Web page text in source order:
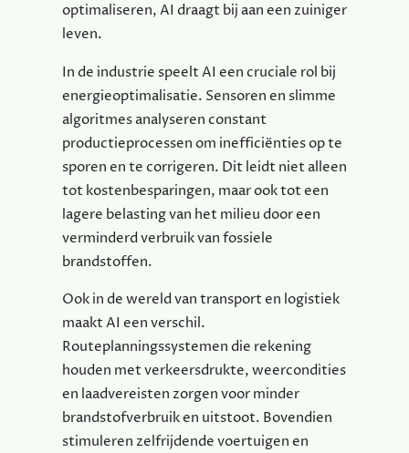
optimaliseren, AI draagt bij aan een zuiniger
leven.
In de industrie speelt AI een cruciale rol bij
energieoptimalisatie. Sensoren en slimme
algoritmes analyseren constant
productieprocessen om inefficiënties op te
sporen en te corrigeren. Dit leidt niet alleen
tot kostenbesparingen, maar ook tot een
lagere belasting van het milieu door een
verminderd verbruik van fossiele
brandstoffen.
Ook in de wereld van transport en logistiek
maakt AI een verschil.
Routeplanningssystemen die rekening
houden met verkeersdrukte, weercondities
en laadvereisten zorgen voor minder
brandstofverbruik en uitstoot. Bovendien
stimuleren zelfrijdende voertuigen en